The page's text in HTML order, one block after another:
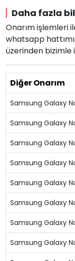
Daha fazla
Onarım işlemleri
whatsapp
üzerinden bizimle
Diğer Onarım
Samsung Galaxy
Samsung Galaxy
Samsung Galaxy
Samsung Galaxy
Samsung Galaxy
Samsung Galaxy
Samsung Galaxy
Samsung Galaxy